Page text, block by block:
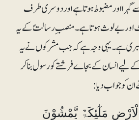
گہرا اور مضبوط ہوتا ہے اور دوسری طرف
اور بے لوث ہوتا ہے۔ منصبِ رسالتؐ کے یہ
ہے۔ یہی وجہ ہے کہ جب مشرکوں نے یہ
لیے انسان کے بجاے فرشتے کو رسول بناکر
ان کو جواب دیا :
مَلٰٓئِکَۃٌ یَّمْشُوْنَ